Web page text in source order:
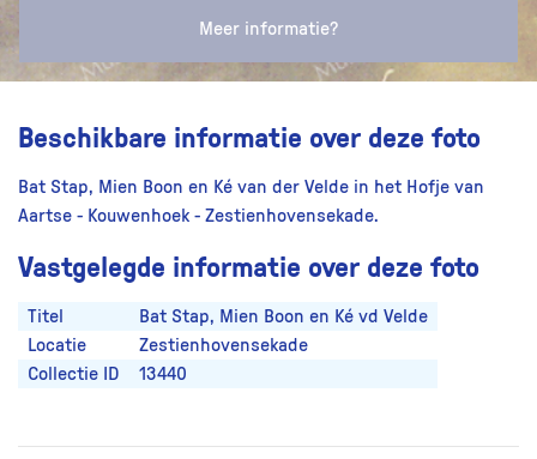
Meer informatie?
Beschikbare informatie over deze foto
Bat Stap, Mien Boon en Ké van der Velde in het Hofje van
Aartse - Kouwenhoek - Zestienhovensekade.
Vastgelegde informatie over deze foto
Titel
Bat Stap, Mien Boon en Ké vd Velde
Locatie
Zestienhovensekade
Collectie ID
13440